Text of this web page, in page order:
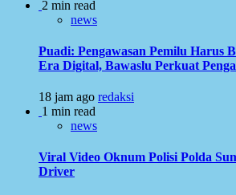
2 min read
news
Puadi: Pengawasan Pemilu Harus
Era Digital, Bawaslu Perkuat
18 jam ago redaksi
1 min read
news
Viral Video Oknum Polisi Polda
Driver